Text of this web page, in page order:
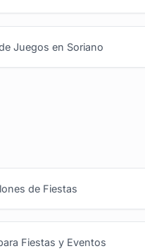
Juegos en Soriano
de Fiestas
Fiestas y Eventos